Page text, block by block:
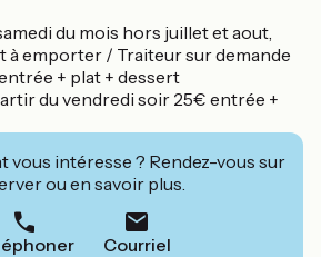
du mois hors juillet et aout,
à emporter / Traiteur sur demande
+ plat + dessert
du vendredi soir 25€ entrée +
vous intéresse ? Rendez-vous sur
ou en savoir plus.
Courriel